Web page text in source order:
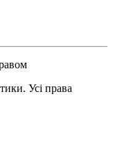
Усі права